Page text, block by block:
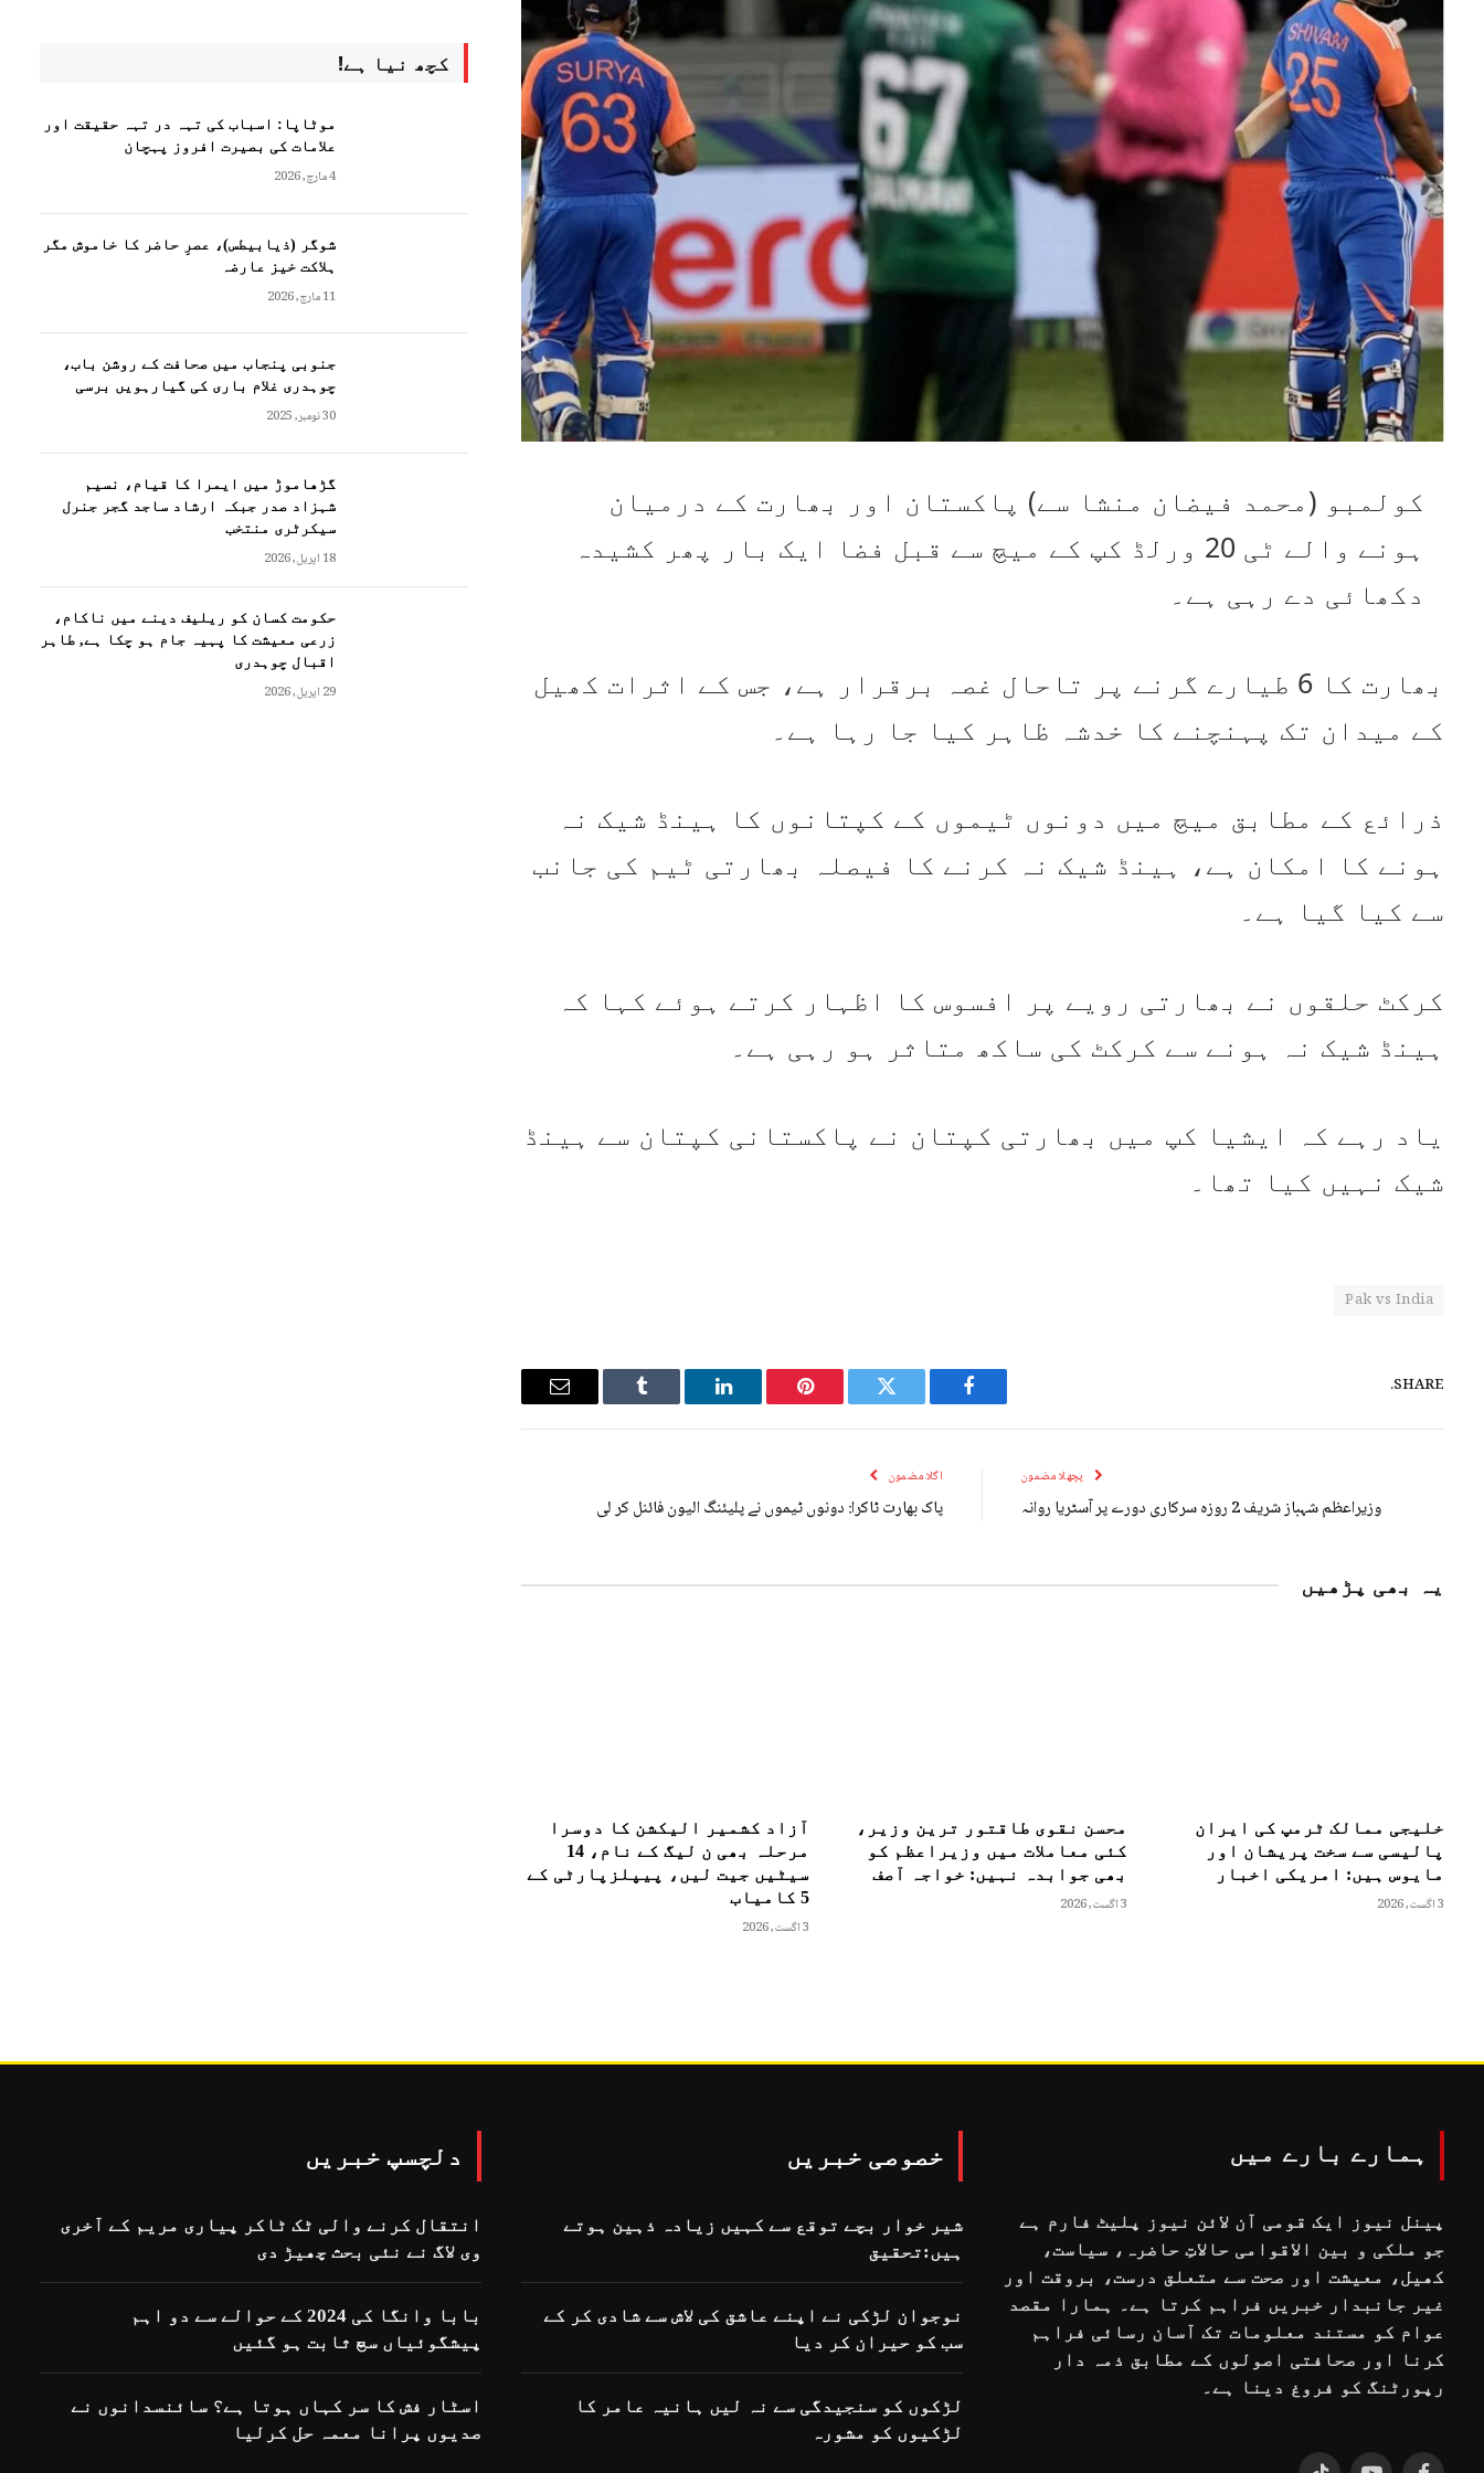
کولمبو (محمد فیضان منشا سے) پاکستان اور بھارت کے درمیان
ہونے والے ٹی 20 ورلڈ کپ کے میچ سے قبل فضا ایک بار پھر کشیدہ
دکھائی دے رہی ہے۔
بھارت کا 6 طیارے گرنے پر تاحال غصہ برقرار ہے، جس کے اثرات کھیل
کے میدان تک پہنچنے کا خدشہ ظاہر کیا جا رہا ہے۔
ذرائع کے مطابق میچ میں دونوں ٹیموں کے کپتانوں کا ہینڈ شیک نہ
ہونے کا امکان ہے، ہینڈ شیک نہ کرنے کا فیصلہ بھارتی ٹیم کی جانب
سے کیا گیا ہے۔
کرکٹ حلقوں نے بھارتی رویے پر افسوس کا اظہار کرتے ہوئے کہا کہ
ہینڈ شیک نہ ہونے سے کرکٹ کی ساکھ متاثر ہو رہی ہے۔
یاد رہے کہ ایشیا کپ میں بھارتی کپتان نے پاکستانی کپتان سے ہینڈ
شیک نہیں کیا تھا۔
Pak vs India
SHARE.
Facebook
Twitter
Pinterest
LinkedIn
Tumblr
Email
پچھلا مضمون
وزیراعظم شہباز شریف 2 روزہ سرکاری دورے پر آسٹریا روانہ
اگلا مضمون
پاک بھارت ٹاکرا: دونوں ٹیموں نے پلیئنگ الیون فائنل کر لی
یہ بھی پڑھیں
خلیجی ممالک ٹرمپ کی ایران
پالیسی سے سخت پریشان اور
مایوس ہیں: امریکی اخبار
3 اگست, 2026
محسن نقوی طاقتور ترین وزیر،
کئی معاملات میں وزیراعظم کو
بھی جوابدہ نہیں: خواجہ آصف
3 اگست, 2026
آزاد کشمیر الیکشن کا دوسرا
مرحلہ بھی ن لیگ کے نام، 14
سیٹیں جیت لیں، پیپلزپارٹی کے
5 کامیاب
3 اگست, 2026
کچھ نیا ہے!
موٹاپا: اسباب کی تہہ در تہہ حقیقت اور
علامات کی بصیرت افروز پہچان
4 مارچ, 2026
شوگر (ذیابیطس)، عصرِ حاضر کا خاموش مگر
ہلاکت خیز عارضہ
11 مارچ, 2026
جنوبی پنجاب میں صحافت کے روشن باب،
چوہدری غلام باری کی گیارہویں برسی
30 نومبر, 2025
گڑھاموڑ میں ایمرا کا قیام، نسیم
شہزاد صدر جبکہ ارشاد ساجد گجر جنرل
سیکرٹری منتخب
18 اپریل, 2026
حکومت کسان کو ریلیف دینے میں ناکام،
زرعی معیشت کا پہیہ جام ہو چکا ہے, طاہر
اقبال چوہدری
29 اپریل, 2026
ہمارے بارے میں
پینل نیوز ایک قومی آن لائن نیوز پلیٹ فارم ہے
جو ملکی و بین الاقوامی حالاتِ حاضرہ، سیاست،
کھیل، معیشت اور صحت سے متعلق درست، بروقت اور
غیر جانبدار خبریں فراہم کرتا ہے۔ ہمارا مقصد
عوام کو مستند معلومات تک آسان رسائی فراہم
کرنا اور صحافتی اصولوں کے مطابق ذمہ دار
رپورٹنگ کو فروغ دینا ہے۔
خصوصی خبریں
شیر خوار بچے توقع سے کہیں زیادہ ذہین ہوتے
ہیں:تحقیق
نوجوان لڑکی نے اپنے عاشق کی لاش سے شادی کر کے
سب کو حیران کر دیا
لڑکوں کو سنجیدگی سے نہ لیں ہانیہ عامر کا
لڑکیوں کو مشورہ
دلچسپ خبریں
انتقال کرنے والی ٹک ٹاکر پیاری مریم کے آخری
وی لاگ نے نئی بحث چھیڑ دی
بابا وانگا کی 2024 کے حوالے سے دو اہم
پیشگوئیاں سچ ثابت ہو گئیں
اسٹار فش کا سر کہاں ہوتا ہے؟ سائنسدانوں نے
صدیوں پرانا معمہ حل کرلیا